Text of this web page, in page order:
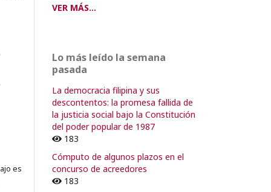
es
VER MÁS...
Lo más leído la semana
pasada
La democracia filipina y sus
descontentos: la promesa fallida de
la justicia social bajo la Constitución
del poder popular de 1987
183
Cómputo de algunos plazos en el
concurso de acreedores
183